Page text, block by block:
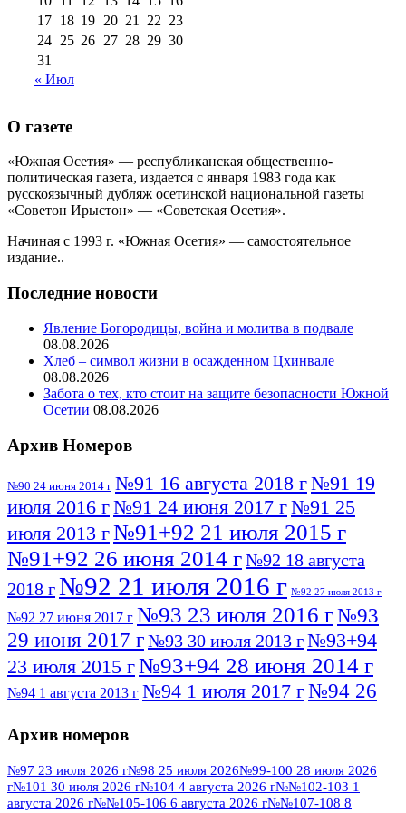
17 18 19 20 21 22 23
24 25 26 27 28 29 30
31
« Июл
О газете
«Южная Осетия» — республиканская общественно-
политическая газета, издается с января 1983 года как
русскоязычный дубляж осетинской национальной газеты
«Советон Ирыстон» — «Советская Осетия».
Начиная с 1993 г. «Южная Осетия» — самостоятельное
издание..
Последние новости
Явление Богородицы, война и молитва в подвале
08.08.2026
Хлеб – символ жизни в осажденном Цхинвале
08.08.2026
Забота о тех, кто стоит на защите безопасности Южной
Осетии 08.08.2026
Архив Номеров
№90 24 июня 2014 г №91 16 августа 2018 г№91 19
июля 2016 г№91 24 июня 2017 г№91 25
июля 2013 г№91+92 21 июля 2015 г
№91+92 26 июня 2014 г№92 18 августа
2018 г№92 21 июля 2016 г №92 27 июля 2013 г
№92 27 июня 2017 г №93 23 июля 2016 г№93
29 июня 2017 г№93 30 июля 2013 г№93+94
23 июля 2015 г№93+94 28 июня 2014 г
№94 1 августа 2013 г №94 1 июля 2017 г№94 26
№95 7 августа 2012 г
№95 28 июля 2016 г №95+96 3 августа
2013 г№96 6 июля 2017 г№96 9 августа
Архив номеров
№97 23 июля 2026 г№98 25 июля 2026№99-100 28 июля 2026
г№101 30 июля 2026 г№104 4 августа 2026 г№№102-103 1
августа 2026 г№№105-106 6 августа 2026 г№№107-108 8